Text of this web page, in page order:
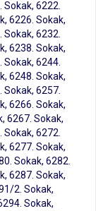
6222.
6226. Sokak,
6232.
6238. Sokak,
Sokak, 6244.
6248. Sokak,
Sokak, 6257.
6266. Sokak,
6267. Sokak,
6272.
6277. Sokak,
Sokak, 6282.
6287. Sokak,
2. Sokak,
Sokak,